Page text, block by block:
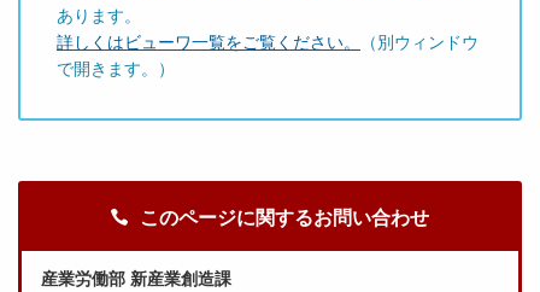
あります。
詳しくはビューワ一覧をご覧ください。
（別ウィンドウ
で開きます。）
このページに関するお問い合わせ
産業労働部 新産業創造課